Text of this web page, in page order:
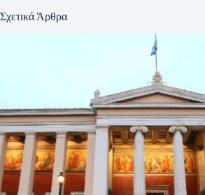
Σχετικά Άρθρα